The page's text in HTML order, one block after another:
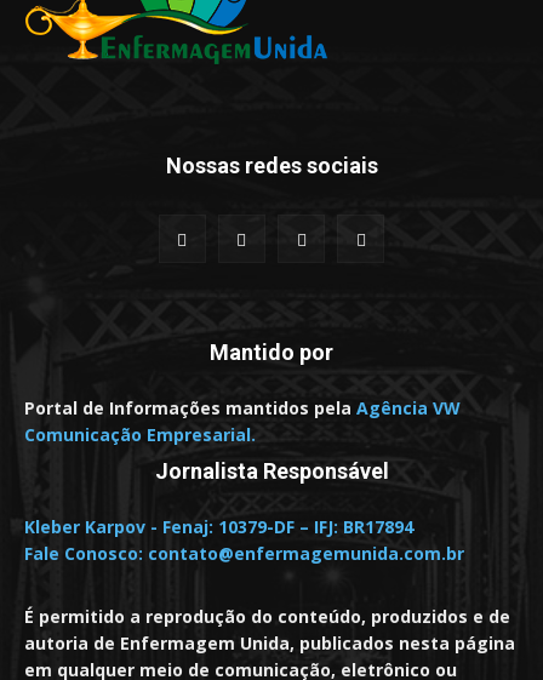
Nossas redes sociais
Mantido por
Portal de Informações mantidos pela Agência VW
Comunicação Empresarial.
Jornalista Responsável
Kleber Karpov - Fenaj: 10379-DF – IFJ: BR17894
Fale Conosco: contato@enfermagemunida.com.br
É permitido a reprodução do conteúdo, produzidos e de
autoria de Enfermagem Unida, publicados nesta página
em qualquer meio de comunicação, eletrônico ou